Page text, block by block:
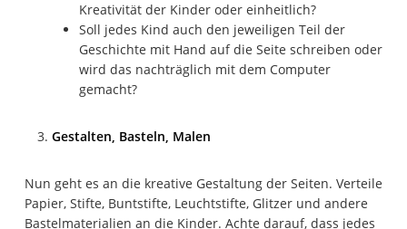
Kreativität der Kinder oder einheitlich?
Soll jedes Kind auch den jeweiligen Teil der
Geschichte mit Hand auf die Seite schreiben oder
wird das nachträglich mit dem Computer
gemacht?
Gestalten, Basteln, Malen
Nun geht es an die kreative Gestaltung der Seiten. Verteile
Papier, Stifte, Buntstifte, Leuchtstifte, Glitzer und andere
Bastelmaterialien an die Kinder. Achte darauf, dass jedes